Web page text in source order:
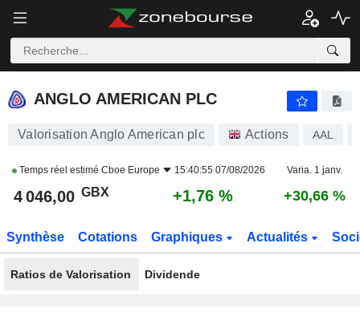
ANGLO AMERICAN PLC
ANGLO AMERICAN PLC
Valorisation Anglo American plc Actions AAL
Temps réel estimé Cboe Europe 15:40:55 07/08/2026 Varia. 1 janv.
4 046,00 GBX +1,76 % +30,66 %
Synthèse Cotations Graphiques Actualités
Ratios de Valorisation Dividende